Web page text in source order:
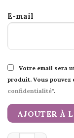
E-mail
Votre email sera
produit. Vous
confidentialité".
AJOUTER À